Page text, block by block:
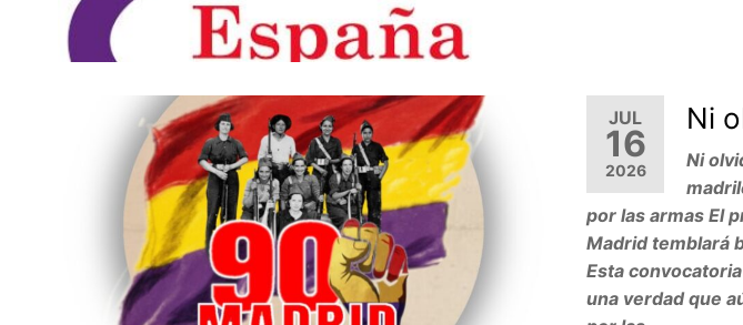
JUL
16
2026
Ni
Ni
por las armas El
Madrid temblará
Esta
una verdad que